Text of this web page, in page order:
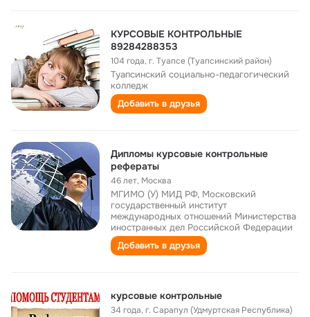
КУРСОВЫЕ КОНТРОЛЬНЫЕ
89284288353
104 года,г. Туапсе (Туапсинский район)
Туапсинский социально-педагогический
колледж
Добавить в друзья
Дипломы курсовые контрольные
рефераты
46 лет, Москва
МГИМО (У) МИД РФ, Московский
государственный институт
международных отношений Министерства
иностранных дел Российской Федерации
Добавить в друзья
курсовые контрольные
34 года,г. Сарапул (Удмуртская Республика)